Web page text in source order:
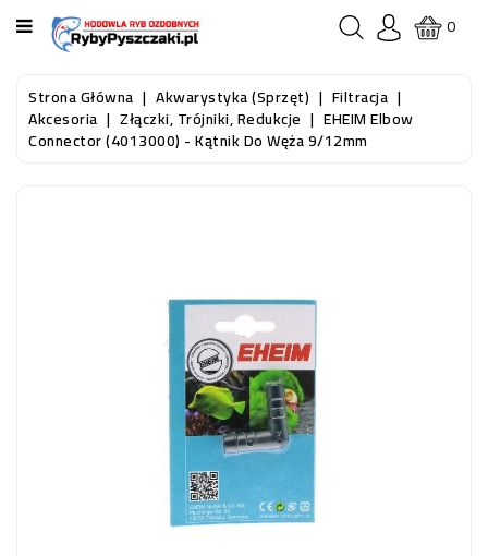
KATEGORIA
STRONA
GŁÓWNA
0
Strona Główna Akwarystyka (sprzęt) Filtracja
Akcesoria Złączki, Trójniki, Redukcje EHEIM Elbow
Connector (4013000) - Kątnik Do Węża 9/12mm